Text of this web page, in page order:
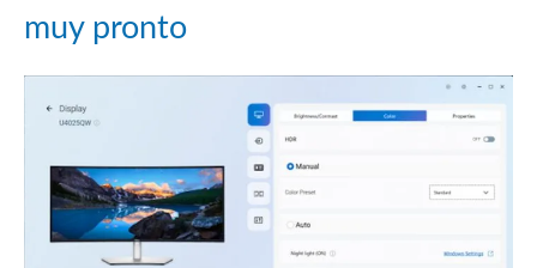
muy pronto